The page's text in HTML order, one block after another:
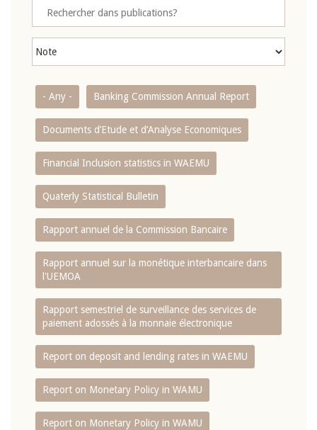
- Any - Banking Commission Annual Report
Documents d’Etude et d’Analyse Economiques
Financial Inclusion statistics in WAEMU
Quaterly Statistical Bulletin
Rapport annuel de la Commission Bancaire
Rapport annuel sur la monétique interbancaire dans
l'UEMOA
Rapport semestriel de surveillance des services de
paiement adossés à la monnaie électronique
Report on deposit and lending rates in WAEMU
Report on Monetary Policy in WAMU
Report on Monetary Policy in WAMU